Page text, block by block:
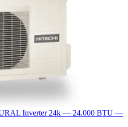
Inverter 24k — 24.000 BTU —